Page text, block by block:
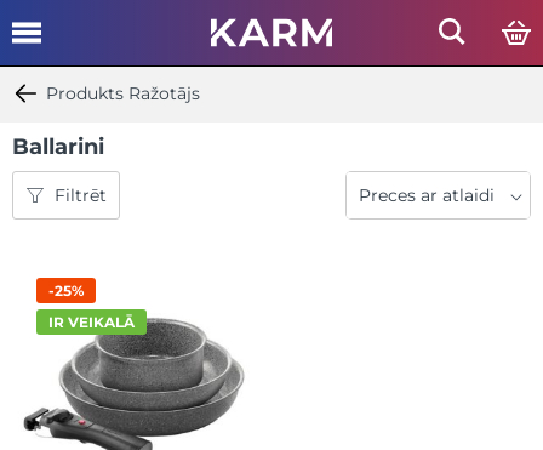
Produkts Ražotājs
Ballarini
Filtrēt
-25%
IR VEIKALĀ